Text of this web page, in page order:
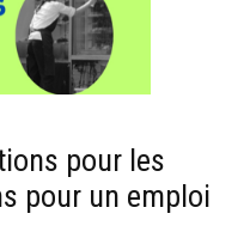
pour les
pour un emploi